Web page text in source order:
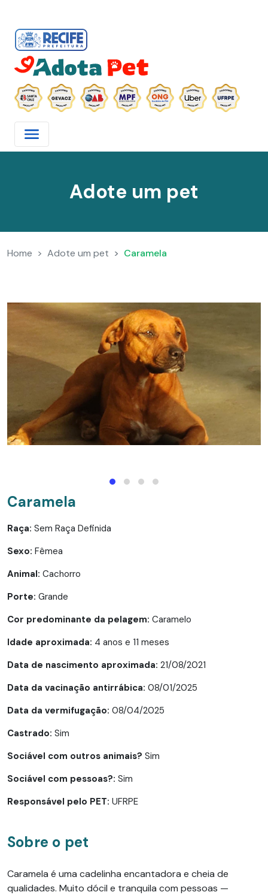
Adote um pet
Home Adote um pet Caramela
Caramela
Raça: Sem Raça Definida
Sexo: Fêmea
Animal: Cachorro
Porte: Grande
Cor predominante da pelagem: Caramelo
Idade aproximada: 4 anos e 11 meses
Data de nascimento aproximada: 21/08/2021
Data da vacinação antirrábica: 08/01/2025
Data da vermifugação: 08/04/2025
Castrado: Sim
Sociável com outros animais? Sim
Sociável com pessoas?: Sim
Responsável pelo PET: UFRPE
Sobre o pet
Caramela é uma cadelinha encantadora e cheia de
qualidades. Muito dócil e tranquila com pessoas —